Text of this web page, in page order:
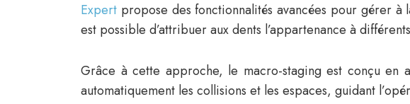
Expert propose des fonctionnalités avancées pour gérer
est possible d’attribuer aux dents l’appartenance à
Grâce à cette approche, le macro-staging est conçu en
automatiquement les collisions et les espaces, guidant